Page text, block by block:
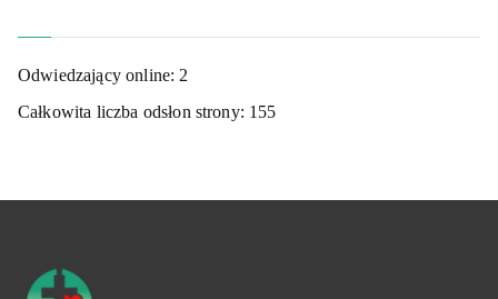
Odwiedzający online: 2
Całkowita liczba odsłon strony: 155